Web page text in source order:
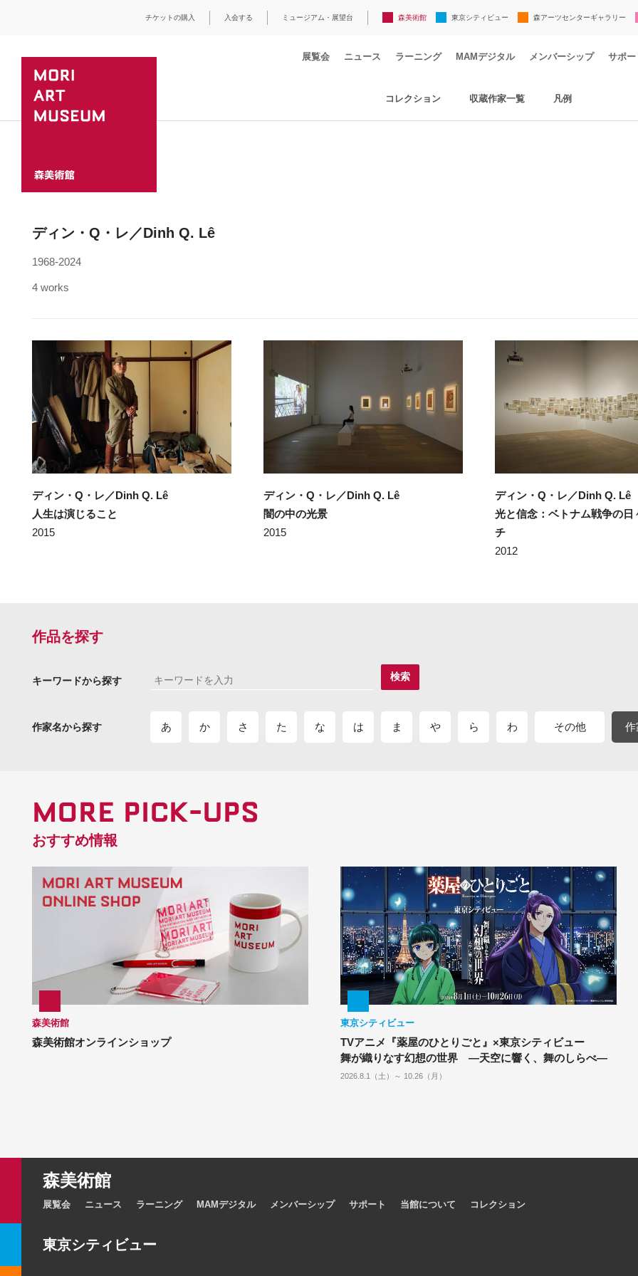
チケットの購入 入会する ミュージアム・展望台 森美術館 東京シティビュー 森アーツセンターギャラリー
展覧会 ニュース ラーニング MAMデジタル メンバーシップ サポー
コレクション 収蔵作家一覧 凡例
ディン・Q・レ／Dinh Q. Lê
1968-2024
4 works
ディン・Q・レ／Dinh Q. Lê
人生は演じること
2015
ディン・Q・レ／Dinh Q. Lê
闇の中の光景
2015
ディン・Q・レ／Dinh Q. Lê
光と信念：ベトナム戦争の日
チ
2012
作品を探す
キーワードから探す 検索
作家名から探す あ か さ た な は ま や ら わ その他 作
MORE PICK-UPS
おすすめ情報
森美術館
森美術館オンラインショップ
東京シティビュー
TVアニメ『薬屋のひとりごと』×東京シティビュー
舞が織りなす幻想の世界 ―天空に響く、舞のしらべ―
2026.8.1（土）～ 10.26（月）
森美術館
展覧会 ニュース ラーニング MAMデジタル メンバーシップ サポート 当館について コレクション
東京シティビュー